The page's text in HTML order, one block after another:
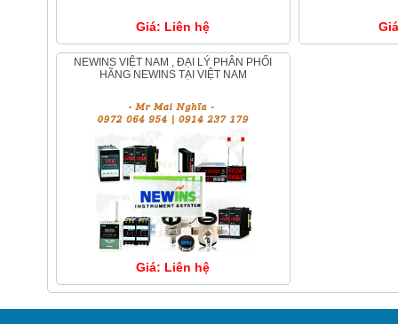
Giá: Liên hệ
NEWINS VIỆT NAM , ĐẠI LÝ PHÂN PHỐI
HÃNG NEWINS TẠI VIỆT NAM
Giá: Liên hệ